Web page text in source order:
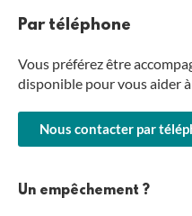
Par téléphone
Vous préférez être
disponible pour vous aider
Nous contacter par
Un empêchement ?